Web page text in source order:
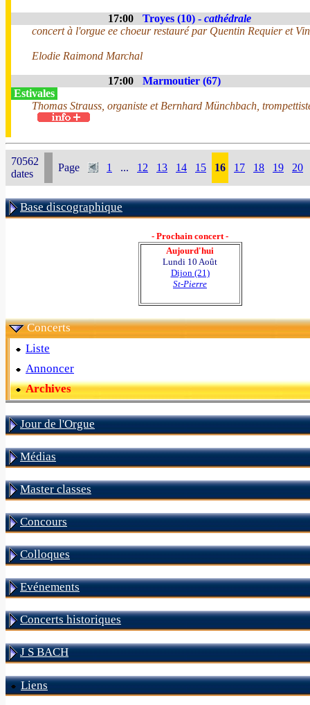
17:00 Troyes (10) - cathédrale
concert à l'orgue ee choeur restauré par Quentin Requier et
Elodie Raimond Marchal
17:00
Marmoutier (67)
Estivales
Thomas Strauss, organiste et Bernhard Münchbach,
70562
dates
Page 1 ... 12 13 14 15 16 17 18 19 20
Base discographique
- Prochain concert -
Aujourd'hui
Lundi 10 Août
Dijon (21)
St-Pierre
Concerts
Liste
Annoncer
Archives
Jour de l'Orgue
Médias
Master classes
Concours
Colloques
Evénements
Concerts historiques
J S BACH
Liens